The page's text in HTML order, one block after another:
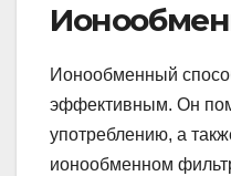
Ионообменный
эффективным. Он
употреблению, а
ионообменном